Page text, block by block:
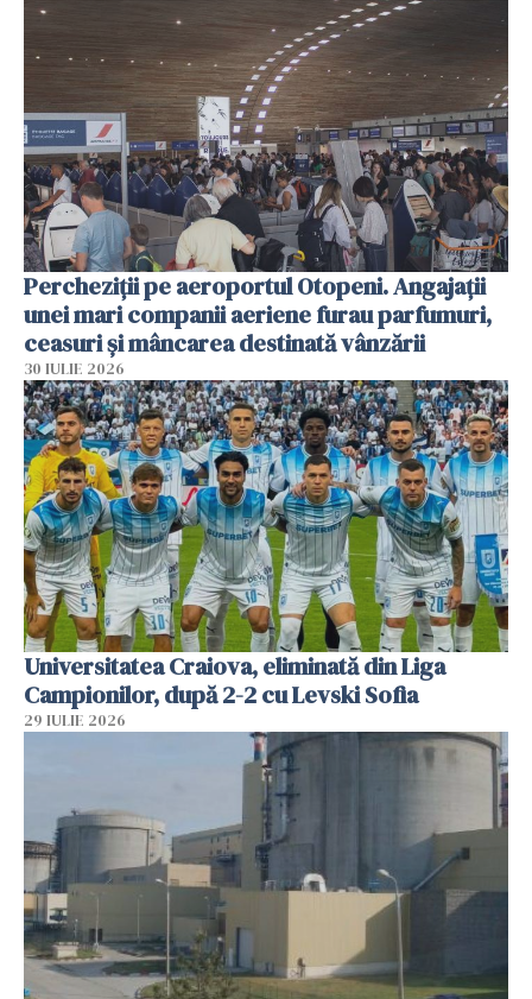
Percheziții pe aeroportul Otopeni. Angajații
unei mari companii aeriene furau parfumuri,
ceasuri și mâncarea destinată vânzării
30 IULIE 2026
Universitatea Craiova, eliminată din Liga
Campionilor, după 2-2 cu Levski Sofia
29 IULIE 2026